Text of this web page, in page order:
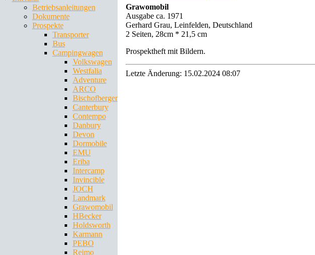
Betriebsanleitungen
Dokumente
Prospekte
Transporter
Bus
Campingwagen
Volkswagen
Westfalia
Adventure
ARCO
Bischofberger
Canterbury
Contempo
Danbury
Devon
Dormobile
EMU
Eriba
Intercamp
Invincible
JOCH
Landmark
Grawomobil
HBecker
Holdsworth
Karmann
PEBO
Reimo
Grawomobil
Ausgabe ca. 1971
Gerhard Grau, Leinfelden, Deutschland
2 Seiten, 28cm * 21,5 cm
Prospektheft mit Bildern.
Letzte Änderung: 15.02.2024 08:07